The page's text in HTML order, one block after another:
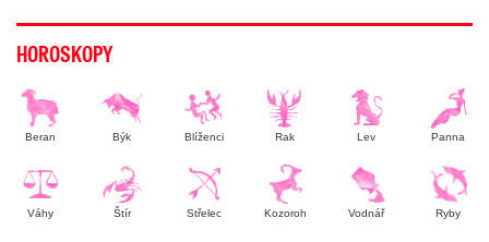
HOROSKOPY
Beran Býk Blíženci Rak Lev Panna
Váhy Štír Střelec Kozoroh Vodnář Ryby